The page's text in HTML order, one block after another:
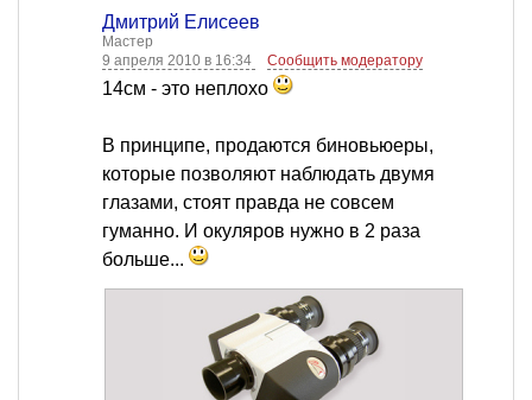
Дмитрий Елисеев
Мастер
9 апреля 2010 в 16:34
Сообщить модератору
14см - это неплохо
В принципе, продаются биновьюеры,
которые позволяют наблюдать двумя
глазами, стоят правда не совсем
гуманно. И окуляров нужно в 2 раза
больше...